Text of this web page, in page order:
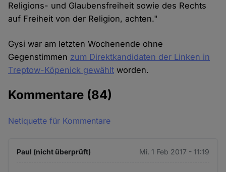
Religions- und Glaubensfreiheit sowie des Rechts
auf Freiheit von der Religion, achten."
Gysi war am letzten Wochenende ohne
Gegenstimmen zum Direktkandidaten der Linken in
Treptow-Köpenick gewählt worden.
Kommentare (84)
Netiquette für Kommentare
Paul (nicht überprüft) Mi. 1 Feb 2017 - 11:19